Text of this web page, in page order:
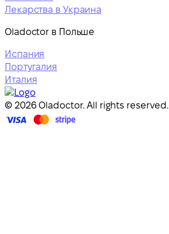
Лекарства в Украина
Oladoctor в Польше
Испания
Португалия
Италия
© 2026 Oladoctor. All rights reserved.